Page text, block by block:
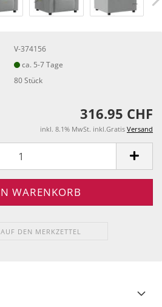
V-374156
ca. 5-7 Tage
80Stück
316.95 CHF
inkl. 8.1% MwSt. inkl.Gratis Versand
AUF DEN MERKZETTEL